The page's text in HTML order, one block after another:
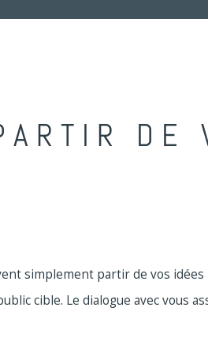
DE
simplement partir de vos
cible. Le dialogue avec vous